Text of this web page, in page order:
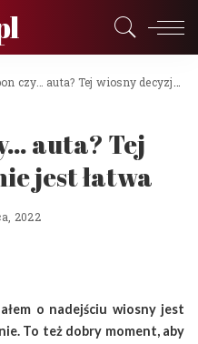
auta? Tej wiosny decyzja nie jest łatwa
auta? Tej
jest łatwa
2022
o nadejściu wiosny jest
To też dobry moment, aby